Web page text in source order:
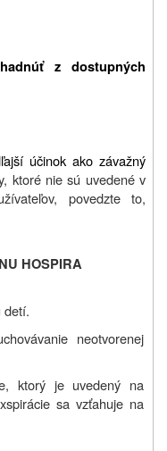
z dostupných
účinok ako závažný
ktoré nie sú uvedené v
povedzte to,
HOSPIRA
detí.
neotvorenej
ktorý je uvedený na
sa vzťahuje na